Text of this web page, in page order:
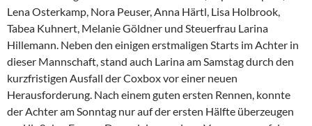
Lena Osterkamp, Nora Peuser, Anna Härtl, Lisa Holbrook,
Tabea Kuhnert, Melanie Göldner und Steuerfrau Larina
Hillemann. Neben den einigen erstmaligen Starts im Achter in
dieser Mannschaft, stand auch Larina am Samstag durch den
kurzfristigen Ausfall der Coxbox vor einer neuen
Herausforderung. Nach einem guten ersten Rennen, konnte
der Achter am Sonntag nur auf der ersten Hälfte überzeugen